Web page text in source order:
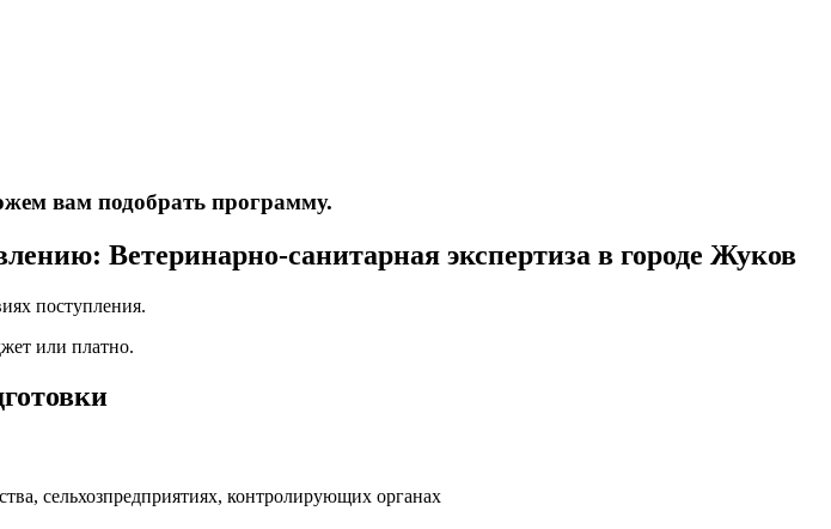
вам подобрать программу.
Ветеринарно-санитарная экспертиза в городе Жуков
поступления.
или платно.
сельхозпредприятиях, контролирующих органах